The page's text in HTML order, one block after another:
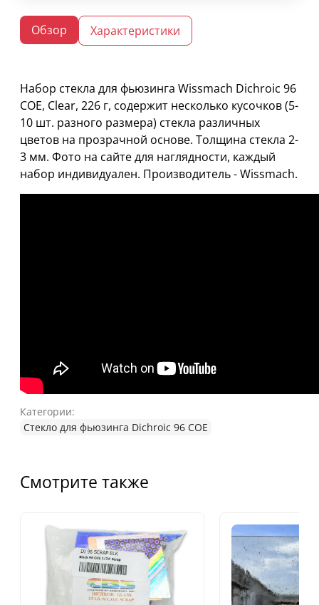
Обзор Характеристики
Набор стекла для фьюзинга Wissmach Dichroic 96
COE, Clear, 226 г, содержит несколько кусочков (5-
10 шт. разного размера) стекла различных
цветов на прозрачной основе. Толщина стекла 2-
3 мм. Фото на сайте для наглядности, каждый
набор индивидуален. Производитель - Wissmach.
Категории:
Стекло для фьюзинга Dichroic 96 COE
Смотрите также